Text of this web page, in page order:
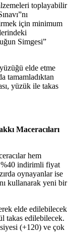
toplayabilir
için minimum
Simgesi”
elde etme
tamamladıktan
yüzük ile takas
Maceracıları
hem
%40 indirimli fiyat
oynayanlar ise
kullanarak yeni bir
elde edilebilecek
takas edilebilecek.
(+120) ve çok